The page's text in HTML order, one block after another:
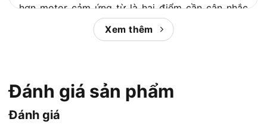
hơn motor cảm ứng từ là hai điểm cần cân nhắc
trước khi quyết định mua.
Classic với dòng K4 cùng hãng và các đối thủ
cùng phân khúc như Bosch Easy AQT 120 và Black
& Decker BEPW1600H-B1. Từ đó, bạn có thể đưa
ra quyết định mua hàng phù hợp nhất với nhu cầu
Xem thêm
Đánh giá sản phẩm
Đánh giá